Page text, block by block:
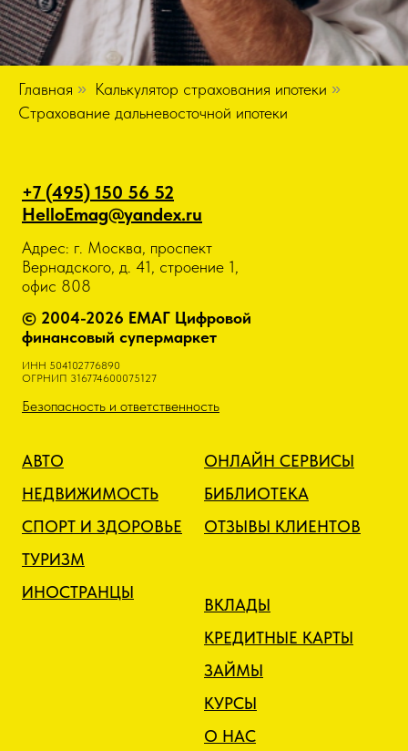
Главная » Калькулятор страхования ипотеки »
Страхование дальневосточной ипотеки
+7 (495) 150 56 52
HelloEmag@yandex.ru
Адрес: г. Москва, проспект
Вернадского, д. 41, строение 1,
офис 808
© 2004-2026 ЕМАГ Цифровой
финансовый супермаркет
ИНН 504102776890
ОГРНИП 316774600075127
Безопасность и ответственность
АВТО
НЕДВИЖИМОСТЬ
СПОРТ И ЗДОРОВЬЕ
ТУРИЗМ
ИНОСТРАНЦЫ
ОНЛАЙН СЕРВИСЫ
БИБЛИОТЕКА
ОТЗЫВЫ КЛИЕНТОВ
ВКЛАДЫ
КРЕДИТНЫЕ КАРТЫ
ЗАЙМЫ
КУРСЫ
О НАС